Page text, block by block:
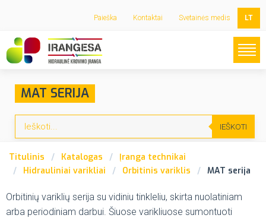
LT
Paieška Kontaktai Svetainės medis
MAT SERIJA
IEŠKOTI
Titulinis Katalogas
Įranga technikai
Hidrauliniai varikliai
Orbitinis variklis MAT serija
Orbitinių variklių serija su vidiniu tinkleliu, skirta nuolatiniam
arba periodiniam darbui. Šiuose varikliuose sumontuoti